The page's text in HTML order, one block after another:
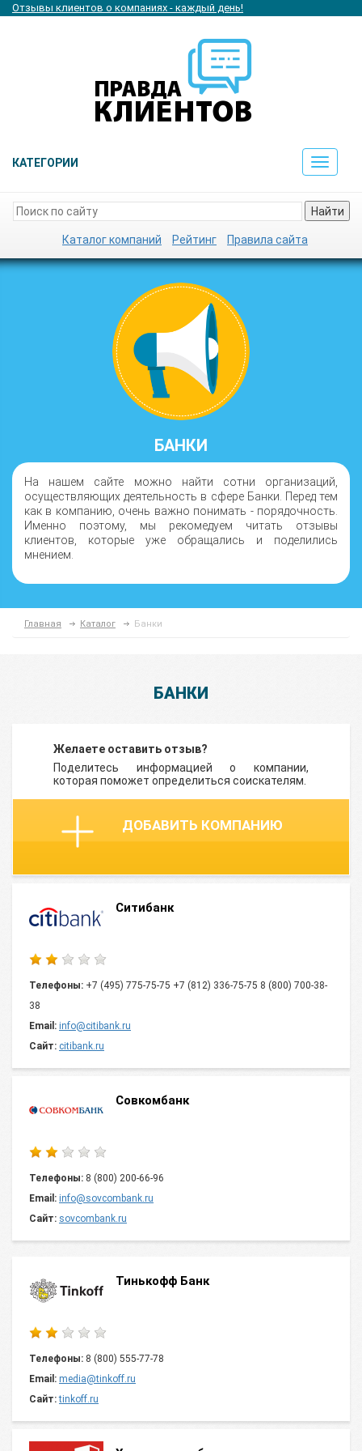
Отзывы клиентов о компаниях - каждый день!
КАТЕГОРИИ
Toggle
Найти
Каталог компаний Рейтинг Правила сайта
БАНКИ
На нашем сайте можно найти сотни организаций,
осуществляющих деятельность в сфере Банки. Перед тем
как в компанию, очень важно понимать - порядочность.
Именно поэтому, мы рекомедуем читать отзывы
клиентов, которые уже обращались и поделились
мнением.
Главная Каталог Банки
БАНКИ
Желаете оставить отзыв?
Поделитесь информацией о компании,
которая поможет определиться соискателям.
ДОБАВИТЬ КОМПАНИЮ
Ситибанк
Телефоны: +7 (495) 775-75-75 +7 (812) 336-75-75 8 (800) 700-38-
38
Email: info@citibank.ru
Сайт: citibank.ru
Совкомбанк
Телефоны: 8 (800) 200-66-96
Email: info@sovcombank.ru
Сайт: sovcombank.ru
Тинькофф Банк
Телефоны: 8 (800) 555-77-78
Email: media@tinkoff.ru
Сайт: tinkoff.ru